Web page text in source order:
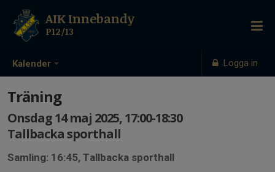
Kalender Logga in
AIK Innebandy
P12/13
Träning
Onsdag 14 maj 2025, 17:00-18:30
Tallbacka sporthall
Samling: 16:45, Tallbacka sporthall